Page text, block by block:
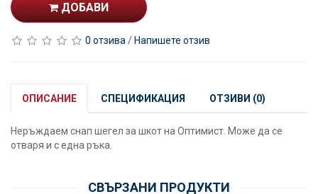
ДОБАВИ
0 отзива / Напишете отзив
ОПИСАНИЕ СПЕЦИФИКАЦИЯ ОТЗИВИ (0)
Неръждаем снап шегел за шкот на Оптимист. Може да се
отваря и с една ръка.
СВЪРЗАНИ ПРОДУКТИ